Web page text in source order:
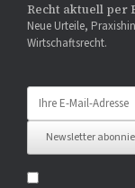
Recht aktuell per
Neue Urteile,
Wirtschaftsrecht.
Newsletter